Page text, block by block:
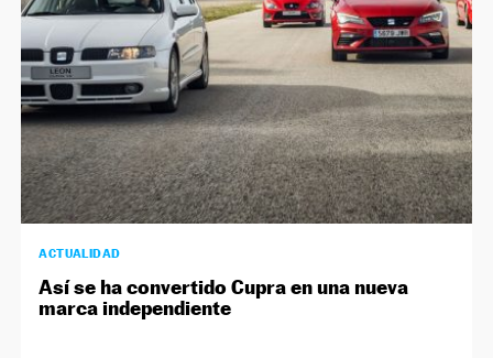
ACTUALIDAD
Así se ha convertido Cupra en una nueva
marca independiente